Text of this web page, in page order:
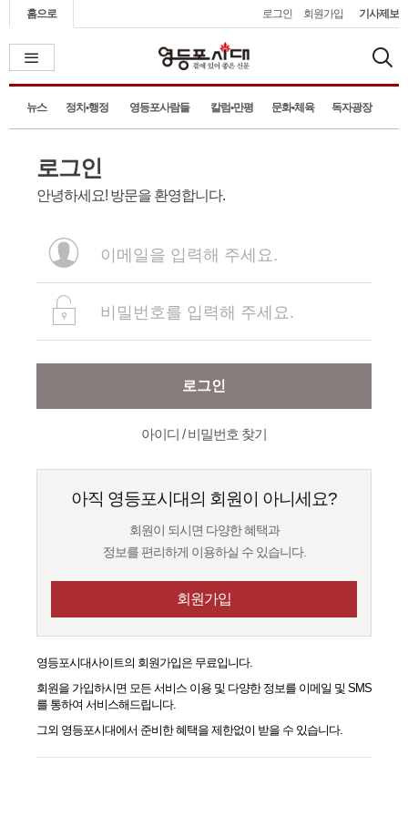
홈으로 로그인 회원가입 기사제보
뉴스 정치•행정 영등포사람들 칼럼•만평 문화•체육 독자광장
로그인
안녕하세요! 방문을 환영합니다.
로그인
아이디 / 비밀번호 찾기
아직 영등포시대의 회원이 아니세요?
회원이 되시면 다양한 혜택과
정보를 편리하게 이용하실 수 있습니다.
회원가입
영등포시대사이트의 회원가입은 무료입니다.
회원을 가입하시면 모든 서비스 이용 및 다양한 정보를 이메일 및 SMS
를 통하여 서비스해드립니다.
그외 영등포시대에서 준비한 혜택을 제한없이 받을 수 있습니다.